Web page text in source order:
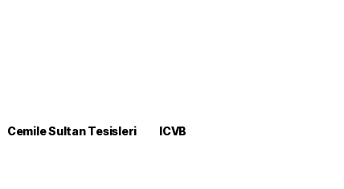
Cemile Sultan Tesisleri
ICVB